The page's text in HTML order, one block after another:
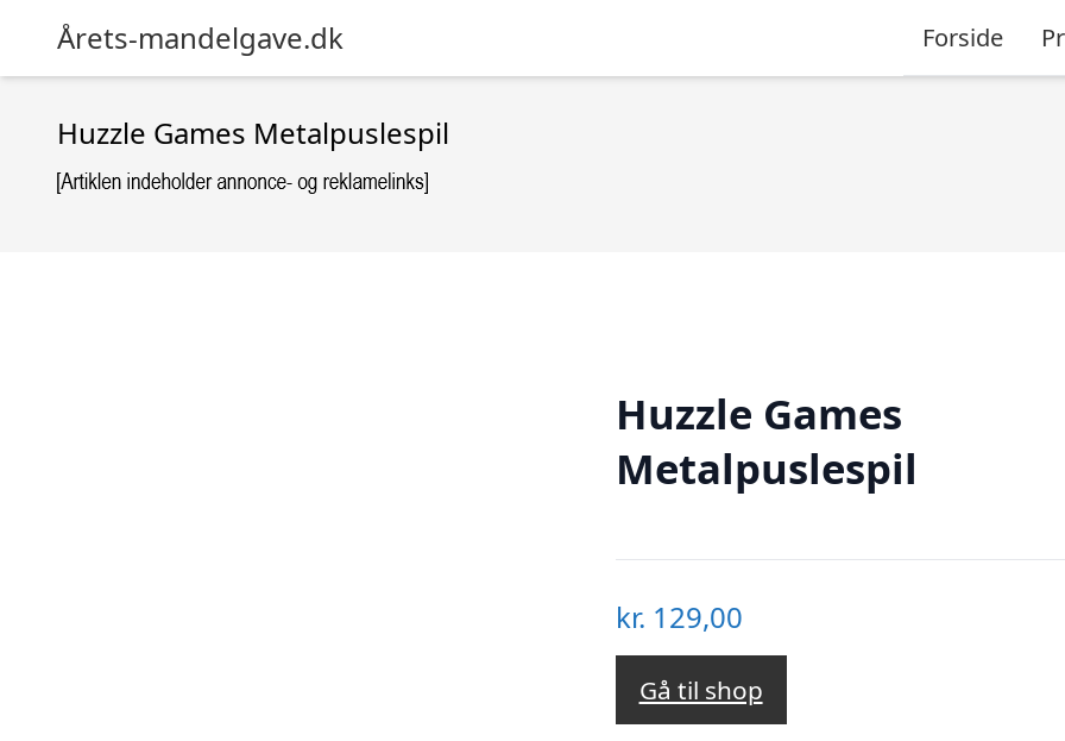
Årets-mandelgave.dk Forside
Huzzle Games Metalpuslespil
Huzzle Games
Metalpuslespil
kr. 129,00
Gå til shop